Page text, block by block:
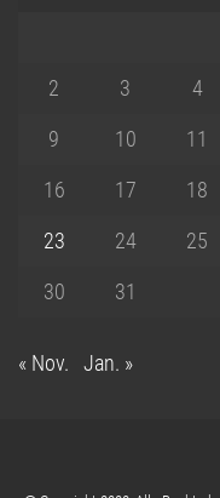
2
3 4
9
10 11
16
17 18
23
24 25
30
31
« Nov. Jan. »